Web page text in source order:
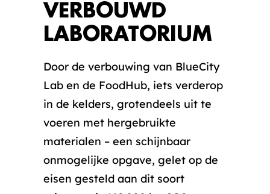
VERBOUWD
LABORATORIUM
Door de verbouwing van BlueCity
Lab en de FoodHub, iets verderop
in de kelders, grotendeels uit te
voeren met hergebruikte
materialen – een schijnbaar
onmogelijke opgave, gelet op de
eisen gesteld aan dit soort